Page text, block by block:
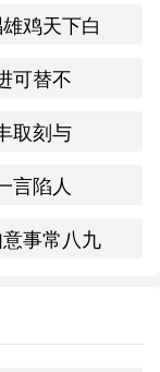
要的价值观。尤
为一个人必须具
志”恰好体现了
争与挑战，“三
难时，不轻言放
遇了瓶颈，感到
鸡天下白
可替不
取刻与
言陷人
事常八九